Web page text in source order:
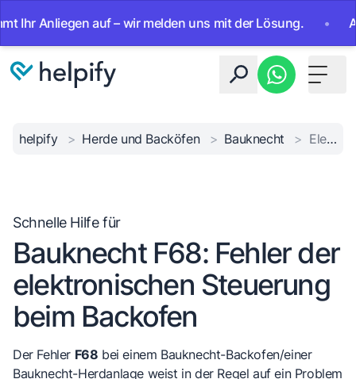
auf – wir melden uns mit der Lösung. • Ab
Toggle
helpify > Herde und Backöfen > Bauknecht > Elektronikfehler F68
Schnelle Hilfe für
Bauknecht F68: Fehler der
elektronischen Steuerung
beim Backofen
Der Fehler F68 bei einem Bauknecht-Backofen/einer
Bauknecht-Herdanlage weist in der Regel auf ein Problem